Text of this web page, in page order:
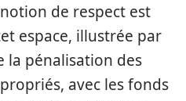
de respect est
espace, illustrée par
la pénalisation des
avec les fonds